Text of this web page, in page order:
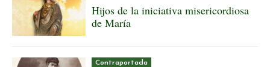
Hijos de la iniciativa misericordiosa
de María
Contraportada